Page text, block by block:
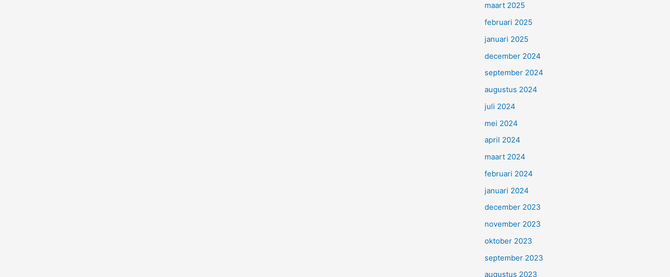
maart 2025
februari 2025
januari 2025
december 2024
september 2024
augustus 2024
juli 2024
mei 2024
april 2024
maart 2024
februari 2024
januari 2024
december 2023
november 2023
oktober 2023
september 2023
augustus 2023